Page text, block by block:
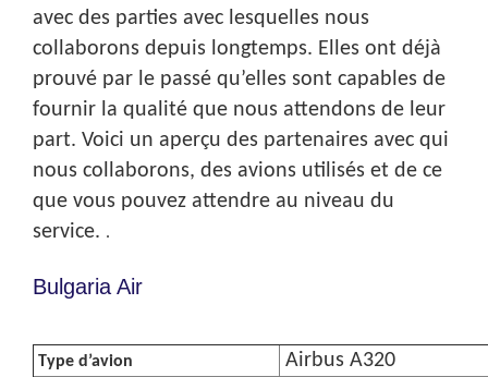
avec des parties avec lesquelles nous
collaborons depuis longtemps. Elles ont déjà
prouvé par le passé qu’elles sont capables de
fournir la qualité que nous attendons de leur
part. Voici un aperçu des partenaires avec qui
nous collaborons, des avions utilisés et de ce
que vous pouvez attendre au niveau du
service. .
Bulgaria Air
Type d’avion Airbus A320